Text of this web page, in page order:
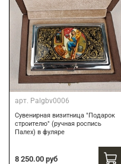
арт. Palgbv0006
Сувенирная визитница "Подарок
строителю" (ручная роспись
Палех) в фуляре
8 250.00 руб